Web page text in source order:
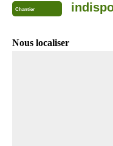
Chantier
Nous localiser